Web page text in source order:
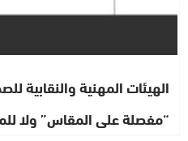
الهيئات المهنية والنقابية
“مفصلة على المقاس” ولا